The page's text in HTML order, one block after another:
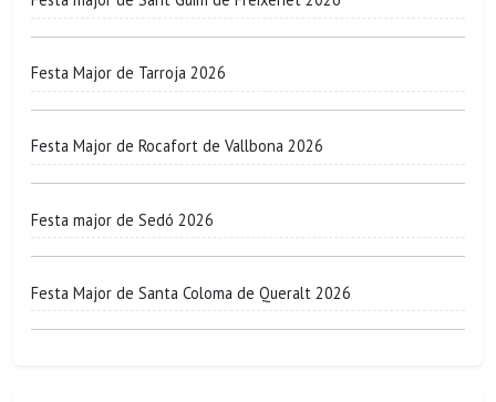
Festa Major de Tarroja 2026
Festa Major de Rocafort de Vallbona 2026
Festa major de Sedó 2026
Festa Major de Santa Coloma de Queralt 2026